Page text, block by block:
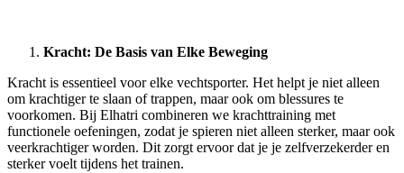
Kracht: De Basis van Elke Beweging
Kracht is essentieel voor elke vechtsporter. Het helpt je niet alleen
om krachtiger te slaan of trappen, maar ook om blessures te
voorkomen. Bij Elhatri combineren we krachttraining met
functionele oefeningen, zodat je spieren niet alleen sterker, maar ook
veerkrachtiger worden. Dit zorgt ervoor dat je je zelfverzekerder en
sterker voelt tijdens het trainen.